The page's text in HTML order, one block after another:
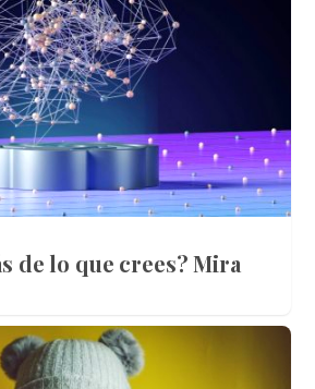
de lo que crees? Mira